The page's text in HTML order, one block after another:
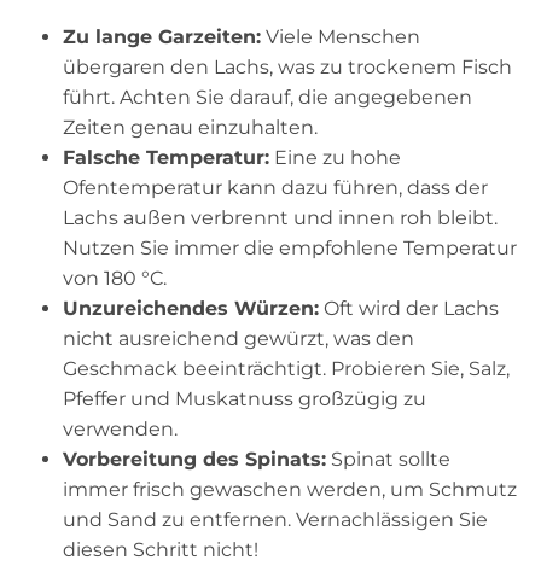
Zu lange Garzeiten: Viele Menschen
übergaren den Lachs, was zu trockenem Fisch
führt. Achten Sie darauf, die angegebenen
Zeiten genau einzuhalten.
Falsche Temperatur: Eine zu hohe
Ofentemperatur kann dazu führen, dass der
Lachs außen verbrennt und innen roh bleibt.
Nutzen Sie immer die empfohlene Temperatur
von 180 °C.
Unzureichendes Würzen: Oft wird der Lachs
nicht ausreichend gewürzt, was den
Geschmack beeinträchtigt. Probieren Sie, Salz,
Pfeffer und Muskatnuss großzügig zu
verwenden.
Vorbereitung des Spinats: Spinat sollte
immer frisch gewaschen werden, um Schmutz
und Sand zu entfernen. Vernachlässigen Sie
diesen Schritt nicht!